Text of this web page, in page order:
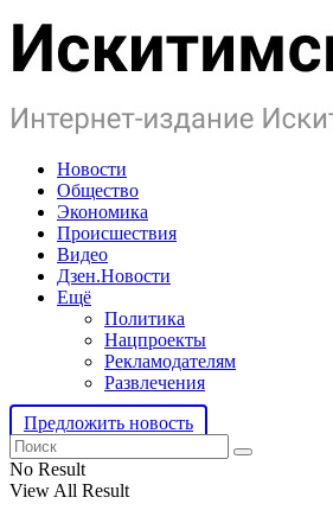
Новости
Общество
Экономика
Происшествия
Видео
Дзен.Новости
Ещё
Политика
Нацпроекты
Рекламодателям
Развлечения
Предложить новость
No Result
View All Result